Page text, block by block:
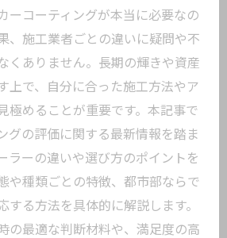
ーコーティングが本当に必要なの
、施工業者ごとの違いに疑問や不
くありません。長期の輝きや資産
上で、自分に合った施工方法やア
極めることが重要です。本記事で
グの評価に関する最新情報を踏ま
ラーの違いや選び方のポイントを
や種類ごとの特徴、都市部ならで
する方法を具体的に解説します。
の最適な判断材料や、満足度の高